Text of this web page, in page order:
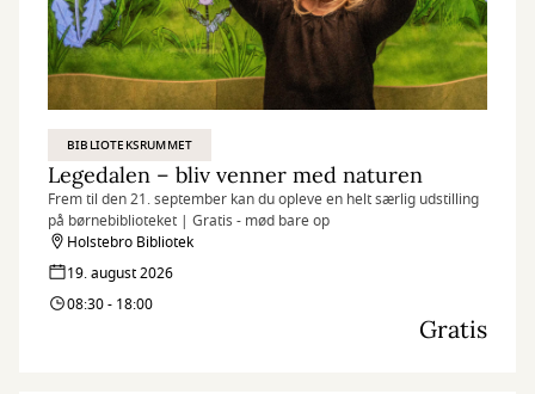
BIBLIOTEKSRUMMET
Legedalen – bliv venner med naturen
Frem til den 21. september kan du opleve en helt særlig udstilling
på børnebiblioteket | Gratis - mød bare op
Holstebro Bibliotek
19. august 2026
08:30 - 18:00
Gratis